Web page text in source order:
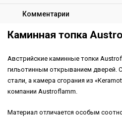
Комментарии
Каминная топка
Австрийские каминные топки
гильотинным открыванием дверей.
стали, а камера сгорания из
компании Austroflamm.
Материал отличается особым